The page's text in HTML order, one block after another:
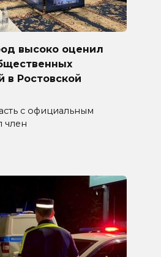
высоко оценил
в Ростовской
с официальным
член